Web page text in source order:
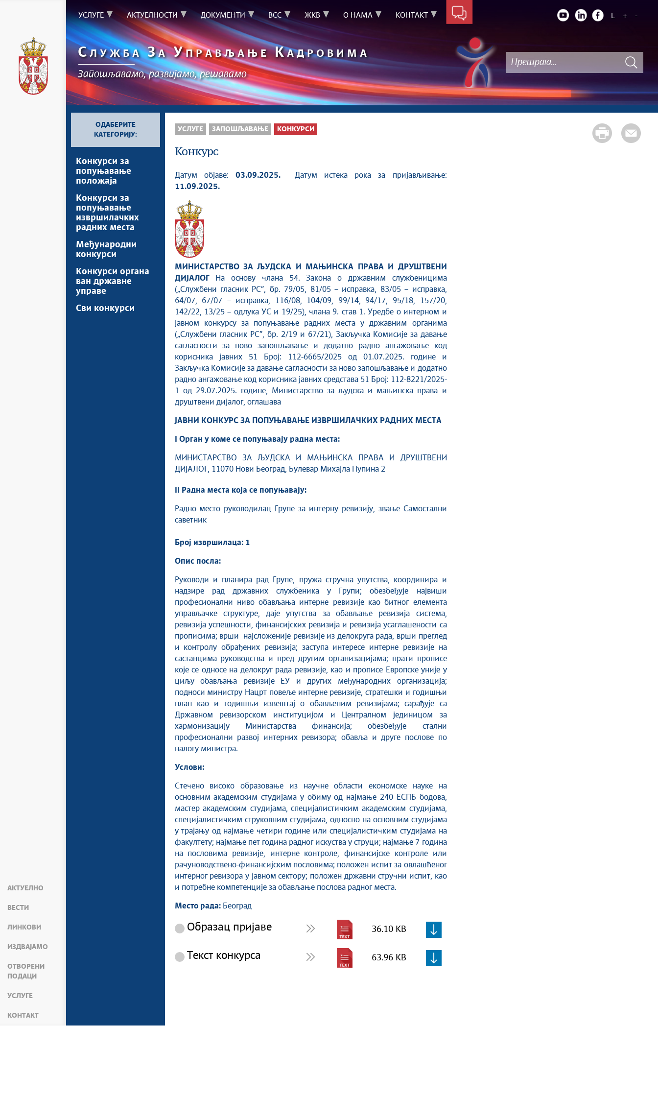
АКТУЕЛНО
ВЕСТИ
ЛИНКОВИ
ИЗДВАЈАМО
ОТВОРЕНИ
ПОДАЦИ
УСЛУГЕ
КОНТАКТ
УСЛУГЕ АКТУЕЛНОСТИ ДОКУМЕНТИ ВСС ЖКВ О НАМА КОНТАКТ L + -
СЛУЖБА ЗАУПРАВЉАЊЕКАДРОВИМА
Запошљавамо, развијамо, решавамо
ОДАБЕРИТЕ
КАТЕГОРИЈУ:
Конкурси за
попуњавање
положаја
Конкурси за
попуњавање
извршилачких
радних места
Међународни
конкурси
Конкурси органа
ван државне
управе
Сви конкурси
УСЛУГЕ ЗАПОШЉАВАЊЕ КОНКУРСИ
Конкурс
Датум објаве:03.09.2025. Датум истека рока за пријављивање:
11.09.2025.
МИНИСТАРСТВО ЗА ЉУДСКА И МАЊИНСКА ПРАВА И ДРУШТВЕНИ
ДИЈАЛОГНа основу члана 54. Закона о државним службеницима
(„Службени гласник РС”, бр. 79/05, 81/05 – исправка, 83/05 – исправка,
64/07, 67/07 – исправка, 116/08, 104/09, 99/14, 94/17, 95/18, 157/20,
142/22, 13/25 – одлука УС и 19/25), члана 9. став 1. Уредбе о интерном и
јавном конкурсу за попуњавање радних места у државним органима
(„Службени гласник РС”, бр. 2/19 и 67/21), Закључка Комисије за давање
сагласности за ново запошљавање и додатно радно ангажовање код
корисника јавних 51 Број: 112-6665/2025 од 01.07.2025. године и
Закључка Комисије за давање сагласности за ново запошљавање и додатно
радно ангажовање код корисника јавних средстава 51 Број: 112-8221/2025-
1 од 29.07.2025. године, Министарство за људска и мањинска права и
друштвени дијалог, оглашава
ЈАВНИ КОНКУРС ЗА ПОПУЊАВАЊЕ ИЗВРШИЛАЧКИХ РАДНИХ МЕСТА
I Орган у коме се попуњавају радна места:
МИНИСТАРСТВО ЗА ЉУДСКА И МАЊИНСКА ПРАВА И ДРУШТВЕНИ
ДИЈАЛОГ, 11070 Нови Београд, Булевар Михајла Пупина 2
II Радна места која се попуњавају:
Радно место руководилац Групе за интерну ревизију, звање Самостални
саветник
Број извршилаца: 1
Опис посла:
Руководи и планира рад Групе, пружа стручна упутства, координира и
надзире рад државних службеника у Групи; обезбеђује највиши
професионални ниво обављања интерне ревизије као битног елемента
управљачке структуре, даје упутства за обављање ревизија система,
ревизија успешности, финансијских ревизија и ревизија усаглашености са
прописима; врши најсложеније ревизије из делокруга рада, врши преглед
и контролу обрађених ревизија; заступа интересе интерне ревизије на
састанцима руководства и пред другим организацијама; прати прописе
које се односе на делокруг рада ревизије, као и прописе Европске уније у
циљу обављања ревизије ЕУ и других међународних организација;
подноси министру Нацрт повеље интерне ревизије, стратешки и годишњи
план као и годишњи извештај о обављеним ревизијама; сарађује са
Државном ревизорском институцијом и Централном јединицом за
хармонизацију Министарства финансија; обезбеђује стални
професионални развој интерних ревизора; обавља и друге послове по
налогу министра.
Услови:
Стечено високо образовање из научне области економске науке на
основним академским студијама у обиму од најмање 240 ЕСПБ бодова,
мастер академским студијама, специјалистичким академским студијама,
специјалистичким струковним студијама, односно на основним студијама
у трајању од најмање четири године или специјалистичким студијама на
факултету; најмање пет година радног искуства у струци; најмање 7 година
на пословима ревизије, интерне контроле, финансијске контроле или
рачуноводствено-финансијским пословима; положен испит за овлашћеног
интерног ревизора у јавном сектору; положен државни стручни испит, као
и потребне компетенције за обављање послова радног места.
Место рада: Београд
Образац пријаве 36.10 KB
Текст конкурса 63.96 KB